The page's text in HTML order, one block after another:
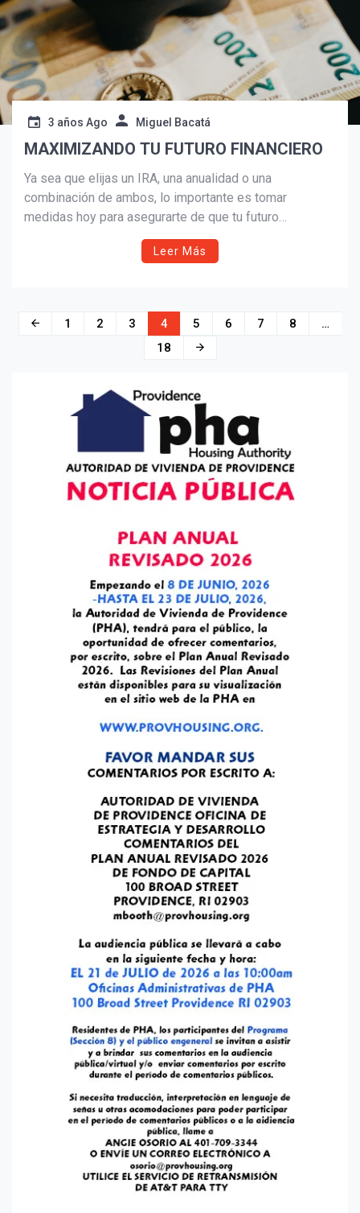
3 años Ago Miguel Bacatá
MAXIMIZANDO TU FUTURO FINANCIERO
Ya sea que elijas un IRA, una anualidad o una
combinación de ambos, lo importante es tomar
medidas hoy para asegurarte de que tu futuro
financiero esté en camino hacia el éxito.
Leer Más
Navegación
1 2 3 4 5 6 7 8
…
18